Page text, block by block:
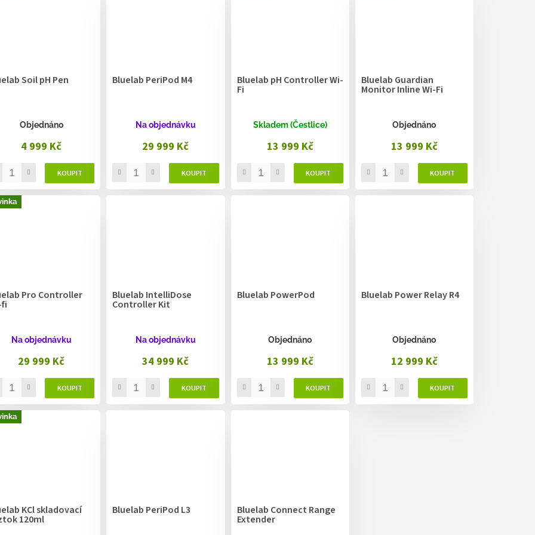
Soil pH Pen
Objednáno
4 999 Kč
Bluelab PeriPod M4
Na objednávku
29 999 Kč
Bluelab pH Controller Wi-
Fi
Skladem (Čestlice)
13 999 Kč
Bluelab Guardian
Monitor Inline Wi-Fi
Objednáno
13 999 Kč
Pro Controller
Na objednávku
29 999 Kč
Bluelab IntelliDose
Controller Kit
Na objednávku
34 999 Kč
Bluelab PowerPod
Objednáno
13 999 Kč
Bluelab Power Relay R4
Objednáno
12 999 Kč
KCl skladovací
120ml
Bluelab PeriPod L3 Bluelab Connect Range
Extender